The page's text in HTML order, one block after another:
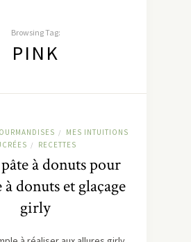
Browsing Tag:
PINK
/
MES INTUITIONS
/ RECETTES
à donuts pour
donuts et glaçage
girly